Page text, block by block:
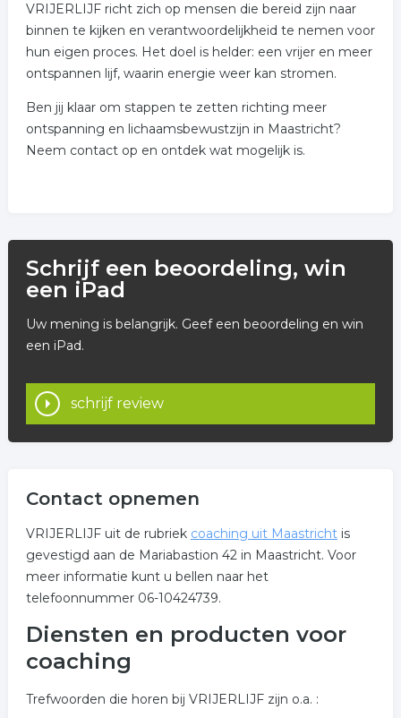
VRIJERLIJF richt zich op mensen die bereid zijn naar
binnen te kijken en verantwoordelijkheid te nemen voor
hun eigen proces. Het doel is helder: een vrijer en meer
ontspannen lijf, waarin energie weer kan stromen.
Ben jij klaar om stappen te zetten richting meer
ontspanning en lichaamsbewustzijn in Maastricht?
Neem contact op en ontdek wat mogelijk is.
Schrijf een beoordeling, win
een iPad
Uw mening is belangrijk. Geef een beoordeling en win
een iPad.
schrijf review
Contact opnemen
VRIJERLIJF uit de rubriek coaching uit Maastrichtis
gevestigd aan de Mariabastion 42 in Maastricht. Voor
meer informatie kunt u bellen naar het
telefoonnummer 06-10424739.
Diensten en producten voor
coaching
Trefwoorden die horen bij VRIJERLIJF zijn o.a. :